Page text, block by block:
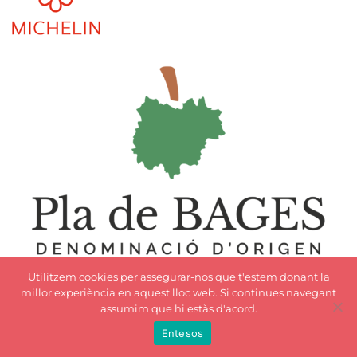
Utilitzem cookies per assegurar-nos que t'estem donant la
millor experiència en aquest lloc web. Si continues navegant
assumim que hi estàs d'acord.
Entesos